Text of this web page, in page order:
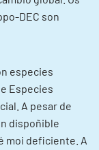
DEC son
especies
Especies
A pesar de
dispoñible
moi deficiente. A